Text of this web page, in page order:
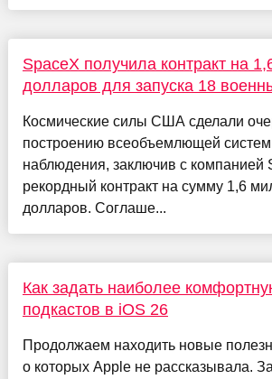
SpaceX получила контракт на
долларов для запуска 18
Космические силы США сделали
построению всеобъемлющей
наблюдения, заключив с компанией
рекордный контракт на сумму 1,6
долларов. Соглаше...
Как задать наиболее
подкастов в iOS 26
Продолжаем находить новые
о которых Apple не рассказывала.